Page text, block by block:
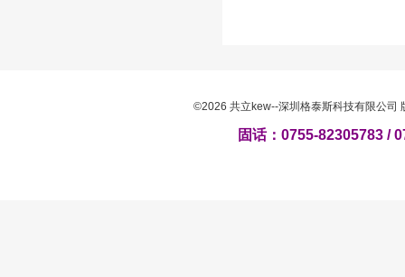
©2026 共立kew--深圳格泰斯科技有限公司
固话：0755-82305783 /